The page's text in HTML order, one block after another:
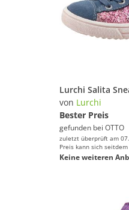
von Lurchi
Bester Preis
gefunden bei OTTO
zuletzt überprüft am
Preis kann sich
Keine weiteren